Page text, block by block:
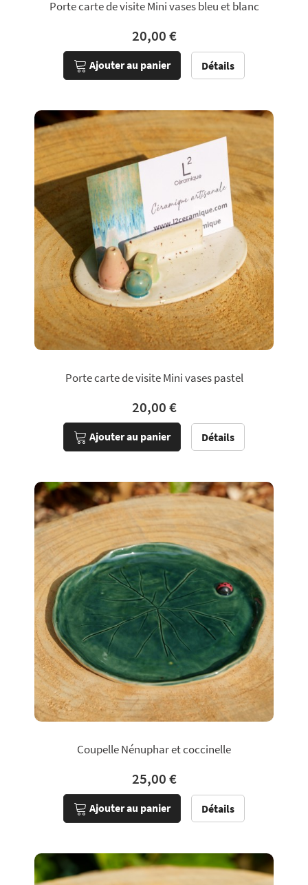
Porte carte de visite Mini vases bleu et blanc
20,00 €
Ajouter au panier Détails
Porte carte de visite Mini vases pastel
20,00 €
Ajouter au panier Détails
Coupelle Nénuphar et coccinelle
25,00 €
Ajouter au panier Détails